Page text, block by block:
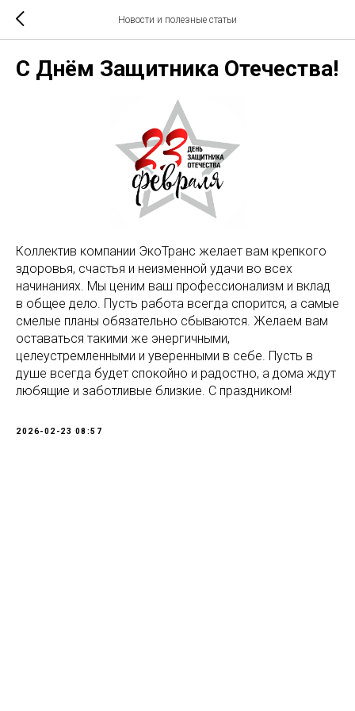
Новости и полезные статьи
С Днём Защитника Отечества!
Коллектив компании ЭкоТранс желает вам крепкого
здоровья, счастья и неизменной удачи во всех
начинаниях. Мы ценим ваш профессионализм и вклад
в общее дело. Пусть работа всегда спорится, а самые
смелые планы обязательно сбываются. Желаем вам
оставаться такими же энергичными,
целеустремленными и уверенными в себе. Пусть в
душе всегда будет спокойно и радостно, а дома ждут
любящие и заботливые близкие. С праздником!
2026-02-23 08:57